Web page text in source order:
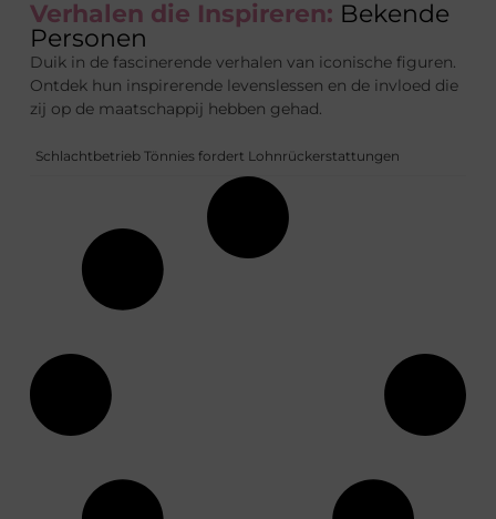
Verhalen die Inspireren: Bekende
Personen
Duik in de fascinerende verhalen van iconische figuren.
Ontdek hun inspirerende levenslessen en de invloed die
zij op de maatschappij hebben gehad.
Schlachtbetrieb Tönnies fordert Lohnrückerstattungen